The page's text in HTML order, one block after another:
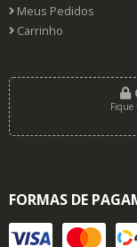
Meus Pedidos
Carrinho
Fique
FORMAS DE